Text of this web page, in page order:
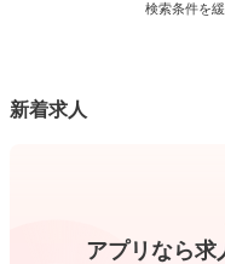
検索条件を
新着求人
アプリなら求